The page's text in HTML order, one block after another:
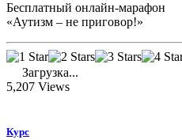
Бесплатный онлайн-марафон
«Аутизм – не приговор!»
Загрузка...
5,207 Views
Курс